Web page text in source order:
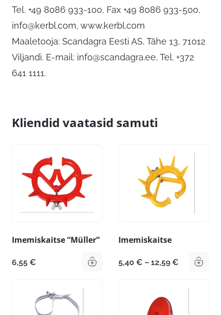
Tel. +49 8086 933-100, Fax +49 8086 933-500,
info@kerbl.com, www.kerbl.com
Maaletooja: Scandagra Eesti AS, Tähe 13, 71012
Viljandi. E-mail: info@scandagra.ee, Tel. +372
641 1111.
Kliendid vaatasid samuti
Imemiskaitse “Müller”
6,55 €
Imemiskaitse
5,40 € – 12,59 €